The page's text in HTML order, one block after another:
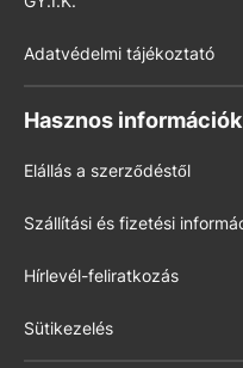
Adatvédelmi tájékoztató
Hasznos információk
Elállás a szerződéstől
Szállítási és fizetési
Hírlevél-feliratkozás
Sütikezelés